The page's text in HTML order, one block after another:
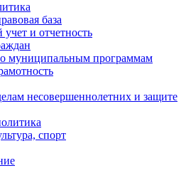
база
учет и отчетность
муниципальным программам
несовершеннолетних и защите
спорт